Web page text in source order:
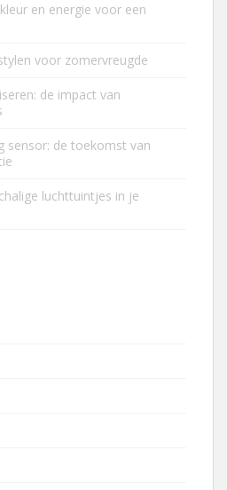
en energie voor een
voor zomervreugde
de impact van
sensor: de toekomst van
luchttuintjes in je